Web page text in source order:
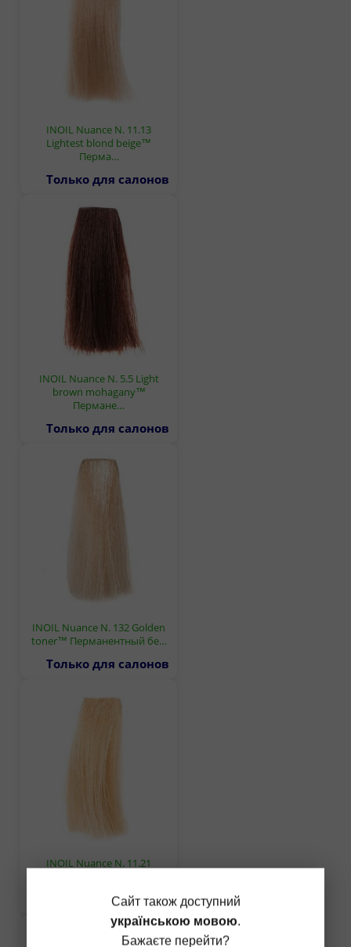
INOIL Nuance N. 11.13
Lightest blond beige™
Перма…
Только для салонов
INOIL Nuance N. 5.5 Light
brown mohagany™
Пермане…
Только для салонов
INOIL Nuance N. 132 Golden
toner™ Перманентный бе…
Только для салонов
INOIL Nuance N. 11.21
Только для салоновСайт також доступний
українською мовою.
Бажаєте перейти?